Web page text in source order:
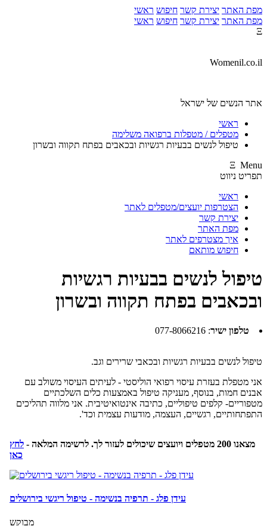
מפת האתר יצירת קשר חיפוש ראשי
מפת האתר יצירת קשר חיפוש ראשי
Ξ
Womenil.co.il
אתר הנשים של ישראל
ראשי
מטפלים / מטפלות ברפואה משלימה
טיפול לנשים בבעיות רגשיות ובכאבים בפתח תקווה ובשרון
Ξ Menu
תפריט ניווט
ראשי
הצטרפות יועצים/מטפלים לאתר
יצירת קשר
מפת האתר
איך מצטרפים לאתר
חיפוש מותאם
טיפול לנשים בבעיות רגשיות
ובכאבים בפתח תקווה ובשרון
טלפון ישיר:
077-8066216
טיפול לנשים בבעיות רגשיות ובכאבי שרירים וגב.
אני מטפלת בעזרת עיסוי רפואי הוליסטי - לעיתים העיסוי משולב עם
אבנים חמות, בנוסף, מעניקה טיפול באמצעות כלים השלכתיים
מטפוריים- קלפים טיפוליים, כתיבה אינטואיטיבית. אני מלווה תהליכים
התפתחותיים, רגשיים, העצמה, מודעות עצמית וכד'.